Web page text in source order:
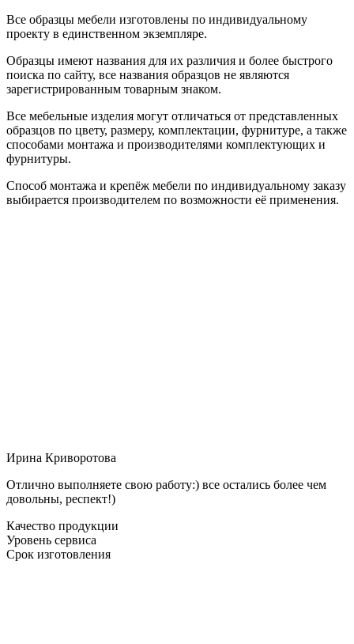
Все образцы мебели изготовлены по индивидуальному
проекту в единственном экземпляре.
Образцы имеют названия для их различия и более быстрого
поиска по сайту, все названия образцов не являются
зарегистрированным товарным знаком.
Все мебельные изделия могут отличаться от представленных
образцов по цвету, размеру, комплектации, фурнитуре, а также
способами монтажа и производителями комплектующих и
фурнитуры.
Способ монтажа и крепёж мебели по индивидуальному заказу
выбирается производителем по возможности её применения.
Ирина Криворотова
Отлично выполняете свою работу:) все остались более чем
довольны, респект!)
Качество продукции
Уровень сервиса
Срок изготовления